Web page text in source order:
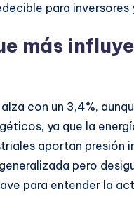
para inversores
más
con un 3,4%,
ya que la
aportan presión
pero
para entender la